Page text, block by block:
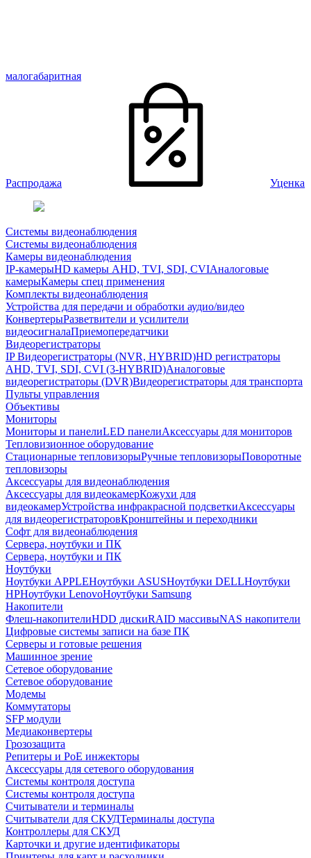
малогабаритная
Распродажа Уценка
Системы видеонаблюдения
Системы видеонаблюдения
Камеры видеонаблюдения
IP-камерыHD камеры AHD, TVI, SDI, CVIАналоговые
камерыКамеры спец применения
Комплекты видеонаблюдения
Устройства для передачи и обработки аудио/видео
КонвертерыРазветвители и усилители
видеосигналаПриемопередатчики
Видеорегистраторы
IP Видеорегистраторы (NVR, HYBRID)HD регистраторы
AHD, TVI, SDI, CVI (3-HYBRID)Аналоговые
видеорегистраторы (DVR)Видеорегистраторы для транспорта
Пульты управления
Объективы
Мониторы
Мониторы и панелиLED панелиАксессуары для мониторов
Тепловизионное оборудование
Стационарные тепловизорыРучные тепловизорыПоворотные
тепловизоры
Аксессуары для видеонаблюдения
Аксессуары для видеокамерКожухи для
видеокамерУстройства инфракрасной подсветкиАксессуары
для видеорегистраторовКронштейны и переходники
Софт для видеонаблюдения
Сервера, ноутбуки и ПК
Сервера, ноутбуки и ПК
Ноутбуки
Ноутбуки APPLEНоутбуки ASUSНоутбуки DELLНоутбуки
HPНоутбуки LenovoНоутбуки Samsung
Накопители
Флеш-накопителиHDD дискиRAID массивыNAS накопители
Цифровые системы записи на базе ПК
Серверы и готовые решения
Машинное зрение
Сетевое оборудование
Сетевое оборудование
Модемы
Коммутаторы
SFP модули
Медиаконвертеры
Грозозащита
Репитеры и PoE инжекторы
Аксессуары для сетевого оборудования
Системы контроля доступа
Системы контроля доступа
Считыватели и терминалы
Считыватели для СКУДТерминалы доступа
Контроллеры для СКУД
Карточки и другие идентификаторы